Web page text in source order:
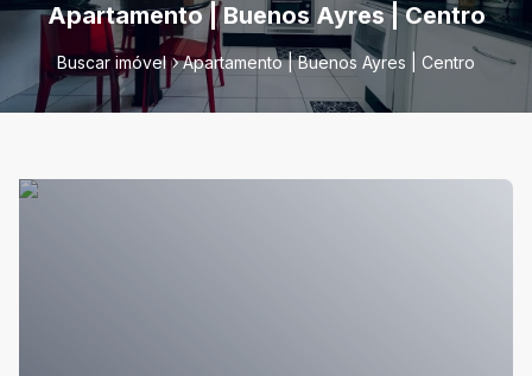
Apartamento | Buenos Ayres | Centro
Buscar imóvel Apartamento | Buenos Ayres | Centro